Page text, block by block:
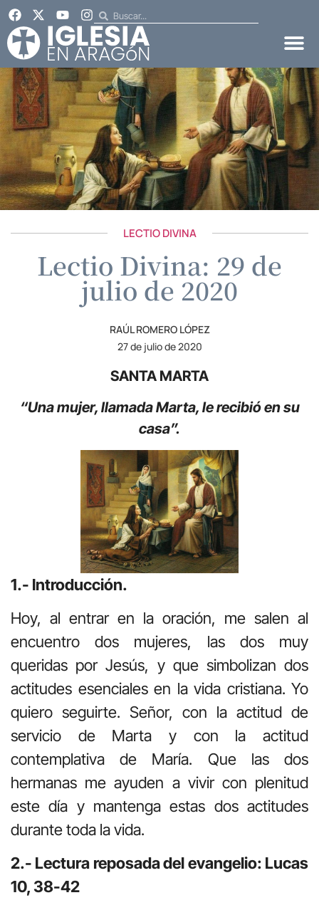
LECTIO DIVINA
Lectio Divina: 29 de
julio de 2020
RAÚL ROMERO LÓPEZ
27 de julio de 2020
SANTA MARTA
“Una mujer, llamada Marta, le recibió en su
casa”.
1.- Introducción.
Hoy, al entrar en la oración, me salen al
encuentro dos mujeres, las dos muy
queridas por Jesús, y que simbolizan dos
actitudes esenciales en la vida cristiana. Yo
quiero seguirte. Señor, con la actitud de
servicio de Marta y con la actitud
contemplativa de María. Que las dos
hermanas me ayuden a vivir con plenitud
este día y mantenga estas dos actitudes
durante toda la vida.
2.- Lectura reposada del evangelio: Lucas
10, 38-42